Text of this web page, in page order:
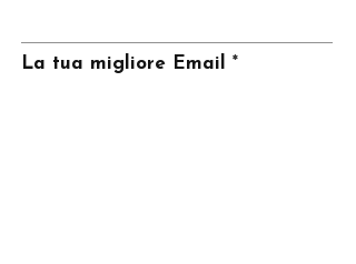
La tua migliore Email